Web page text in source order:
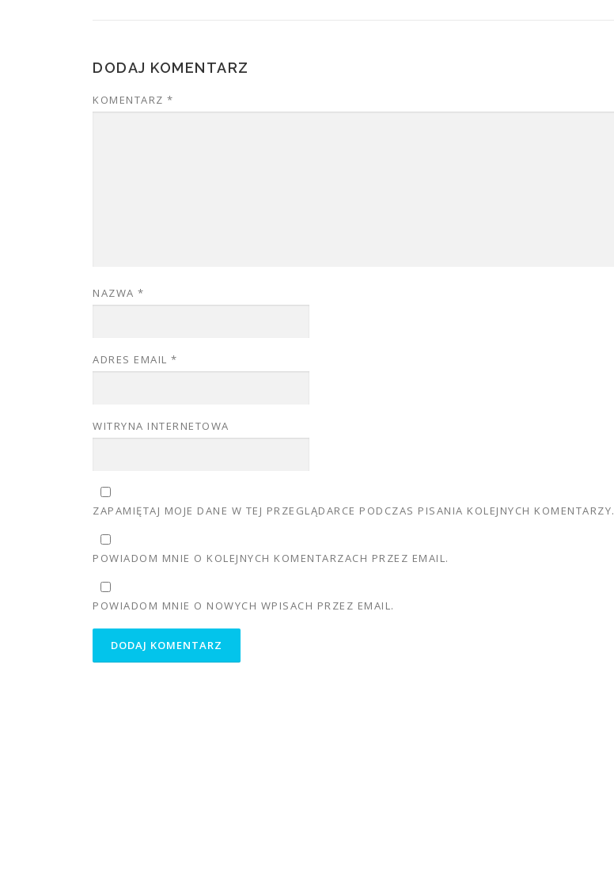
DODAJ KOMENTARZ
KOMENTARZ *
NAZWA *
ADRES EMAIL *
WITRYNA INTERNETOWA
ZAPAMIĘTAJ MOJE DANE W TEJ PRZEGLĄDARCE PODCZAS PISANIA KOLEJNYCH KOMENTARZY.
POWIADOM MNIE O KOLEJNYCH KOMENTARZACH PRZEZ EMAIL.
POWIADOM MNIE O NOWYCH WPISACH PRZEZ EMAIL.